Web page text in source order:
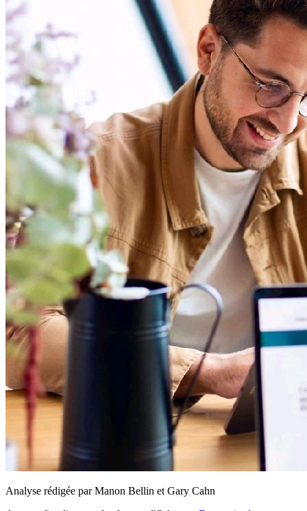
Analyse rédigée par Manon Bellin et Gary Cahn